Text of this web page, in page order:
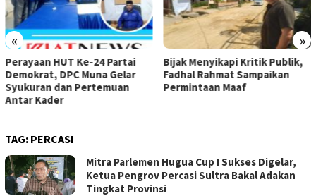
« »
Perayaan HUT Ke-24 Partai
Demokrat, DPC Muna Gelar
Syukuran dan Pertemuan
Antar Kader
Bijak Menyikapi Kritik Publik,
Fadhal Rahmat Sampaikan
Permintaan Maaf
TAG: PERCASI
Mitra Parlemen Hugua Cup I Sukses Digelar,
Ketua Pengrov Percasi Sultra Bakal Adakan
Tingkat Provinsi